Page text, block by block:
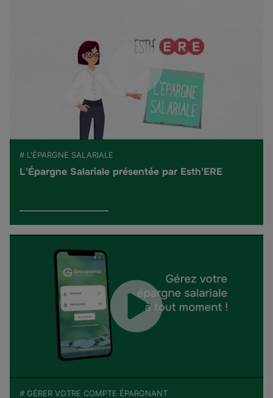
# L'ÉPARGNE SALARIALE
L'Épargne Salariale présentée par Esth'ERE
# GÉRER VOTRE COMPTE ÉPARGNANT